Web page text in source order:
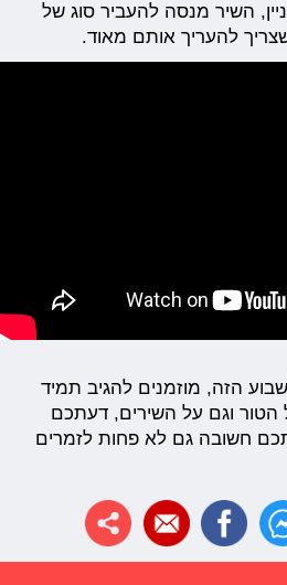
השיר מנסה להעביר סוג של
להעריך אותם מאוד.
הזה, מוזמנים להגיב תמיד
וגם על השירים, דעתכם
חשובה גם לא פחות לזמרים